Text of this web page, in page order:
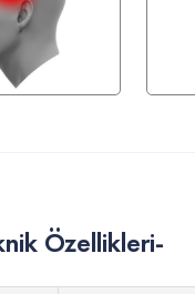
Özellikleri-